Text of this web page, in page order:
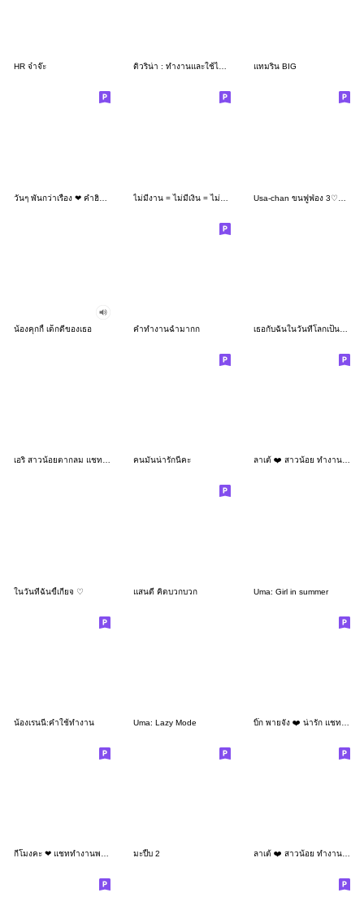
HR จ๋าจ๊ะ ดิวริน่า : ทำงานและใช้ได้ทุกวัน แทมริน BIG
น้องคุกกี้ เด็กดีของเธอ คำทำงานฉ่ำมากก เธอกับฉันในวันที่โลกเป็นสีชมพู
เอริ สาวน้อยตากลม แชททำงาน คนมันน่ารักนี่คะ ลาเต้ ❤️ สาวน้อย ทำงานน่ารัก คำใช้บ่อย
ในวันที่ฉันขี้เกียจ ♡ แสนดี คิดบวกบวก Uma: Girl in summer
น้องเรนนี่:คำใช้ทำงาน Uma: Lazy Mode
กี่โมงคะ ❤ แชททำงานพาสเทลน่ารัก ❤ มะปี๊บ 2 ลาเต้ ❤️ สาวน้อย ทำงานน่ารัก แบบบิ๊ก